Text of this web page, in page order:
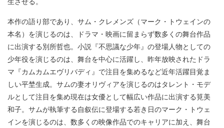
本作の語り部であり、サム・クレメンズ（マーク・トウェインの
本名）を演じるのは、ドラマ・映画に留まらず数多くの舞台作品
に出演する別所哲也。小説『不思議な少年』の登場人物としての
少年役を演じるのは、舞台を中心に活躍し、昨年放映されたドラ
マ『カムカムエヴリバディ』で注目を集めるなど近年活躍目覚ま
しい平埜生成。サムの妻オリヴィアを演じるのはタレント・モデ
ルとして注目を集め現在は女優として幅広い作品に出演する筧美
和子。サムが執筆する自叙伝に登場する若き日のマーク・トウェ
インを演じるのは、数多くの映像作品でのキャリアに加え、舞台